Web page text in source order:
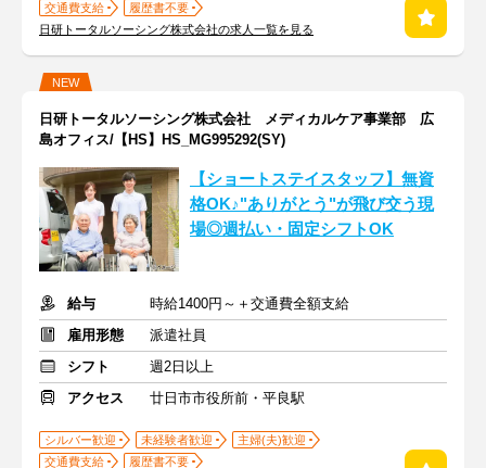
交通費支給
履歴書不要
日研トータルソーシング株式会社の求人一覧を見る
NEW
日研トータルソーシング株式会社 メディカルケア事業部 広
島オフィス/【HS】HS_MG995292(SY)
【ショートステイスタッフ】無資
格OK♪"ありがとう"が飛び交う現
場◎週払い・固定シフトOK
給与
時給1400円～＋交通費全額支給
雇用形態
派遣社員
シフト
週2日以上
アクセス
廿日市市役所前・平良駅
シルバー歓迎 未経験者歓迎
主婦(夫)歓迎
交通費支給
履歴書不要